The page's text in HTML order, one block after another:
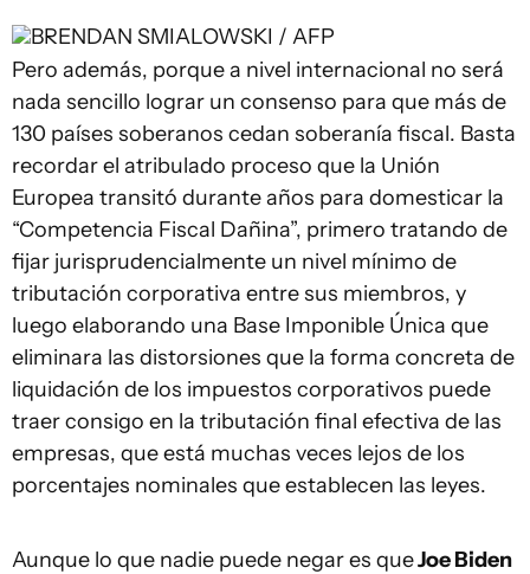
BRENDAN SMIALOWSKI / AFP
Pero además, porque a nivel internacional no será
nada sencillo lograr un consenso para que más de
130 países soberanos cedan soberanía fiscal. Basta
recordar el atribulado proceso que la Unión
Europea transitó durante años para domesticar la
“Competencia Fiscal Dañina”, primero tratando de
fijar jurisprudencialmente un nivel mínimo de
tributación corporativa entre sus miembros, y
luego elaborando una Base Imponible Única que
eliminara las distorsiones que la forma concreta de
liquidación de los impuestos corporativos puede
traer consigo en la tributación final efectiva de las
empresas, que está muchas veces lejos de los
porcentajes nominales que establecen las leyes.
Aunque lo que nadie puede negar es queJoe Biden